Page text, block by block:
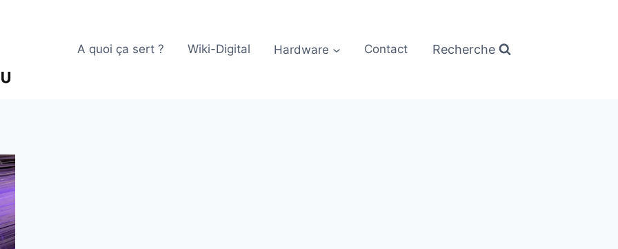
A quoi ça sert ? Wiki-Digital Hardware Contact Recherche